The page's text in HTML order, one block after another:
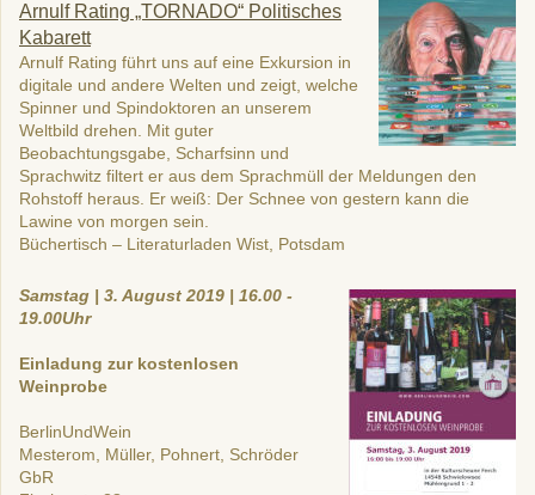
Arnulf Rating „TORNADO“ Politisches
Kabarett
Arnulf Rating führt uns auf eine Exkursion in
digitale und andere Welten und zeigt, welche
Spinner und Spindoktoren an unserem
Weltbild drehen. Mit guter
Beobachtungsgabe, Scharfsinn und
Sprachwitz filtert er aus dem Sprachmüll der Meldungen den
Rohstoff heraus. Er weiß: Der Schnee von gestern kann die
Lawine von morgen sein.
Büchertisch – Literaturladen Wist, Potsdam
Samstag | 3. August 2019 | 16.00 -
19.00Uhr
Einladung zur kostenlosen
Weinprobe
BerlinUndWein
Mesterom, Müller, Pohnert, Schröder
GbR